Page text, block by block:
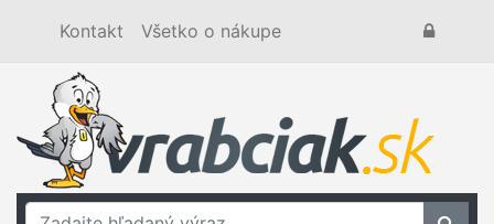
Kontakt Všetko o nákupe